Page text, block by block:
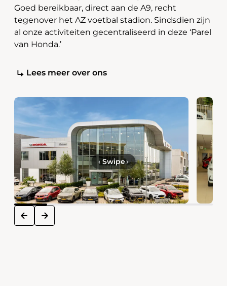
Goed bereikbaar, direct aan de A9, recht
tegenover het AZ voetbal stadion. Sindsdien zijn
al onze activiteiten gecentraliseerd in deze ‘Parel
van Honda.’
Lees meer over ons
prev next
‹ Swipe›